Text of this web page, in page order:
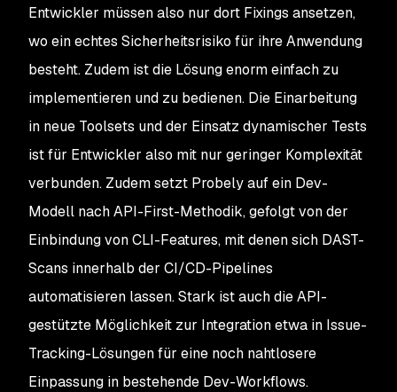
Entwickler müssen also nur dort Fixings ansetzen,
wo ein echtes Sicherheitsrisiko für ihre Anwendung
besteht. Zudem ist die Lösung enorm einfach zu
implementieren und zu bedienen. Die Einarbeitung
in neue Toolsets und der Einsatz dynamischer Tests
ist für Entwickler also mit nur geringer Komplexität
verbunden. Zudem setzt Probely auf ein Dev-
Modell nach API-First-Methodik, gefolgt von der
Einbindung von CLI-Features, mit denen sich DAST-
Scans innerhalb der CI/CD-Pipelines
automatisieren lassen. Stark ist auch die API-
gestützte Möglichkeit zur Integration etwa in Issue-
Tracking-Lösungen für eine noch nahtlosere
Einpassung in bestehende Dev-Workflows.